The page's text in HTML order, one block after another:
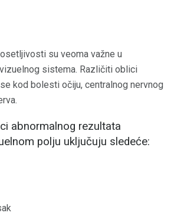
su veoma važne u
sistema. Različiti oblici
kod bolesti očiju, centralnog nervnog
abnormalnog rezultata
polju uključuju sledeće: